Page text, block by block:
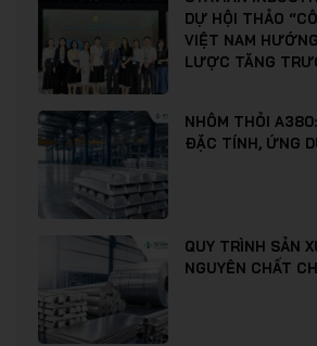
DỰ HỘI THẢO
VIỆT NAM
LƯỢC TĂNG
NHÔM THỎI
ĐẶC TÍNH, ỨNG
QUY TRÌNH SẢN
NGUYÊN CHẤT